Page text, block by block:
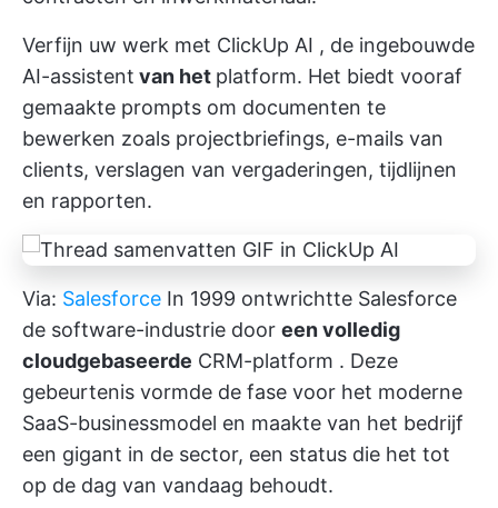
Verfijn uw werk met ClickUp AI , de ingebouwde
AI-assistent van het platform. Het biedt vooraf
gemaakte prompts om documenten te
bewerken zoals projectbriefings, e-mails van
clients, verslagen van vergaderingen, tijdlijnen
en rapporten.
Via: Salesforce In 1999 ontwrichtte Salesforce
de software-industrie door een volledig
cloudgebaseerde CRM-platform . Deze
gebeurtenis vormde de fase voor het moderne
SaaS-businessmodel en maakte van het bedrijf
een gigant in de sector, een status die het tot
op de dag van vandaag behoudt.